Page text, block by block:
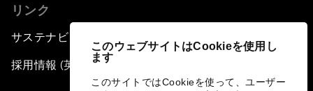
このウェブサイトはCookieを使用し
ます
このサイトではCookieを使って、ユーザー
リンク
サステナビリティへの取り組み
採用情報 (英語のみ)